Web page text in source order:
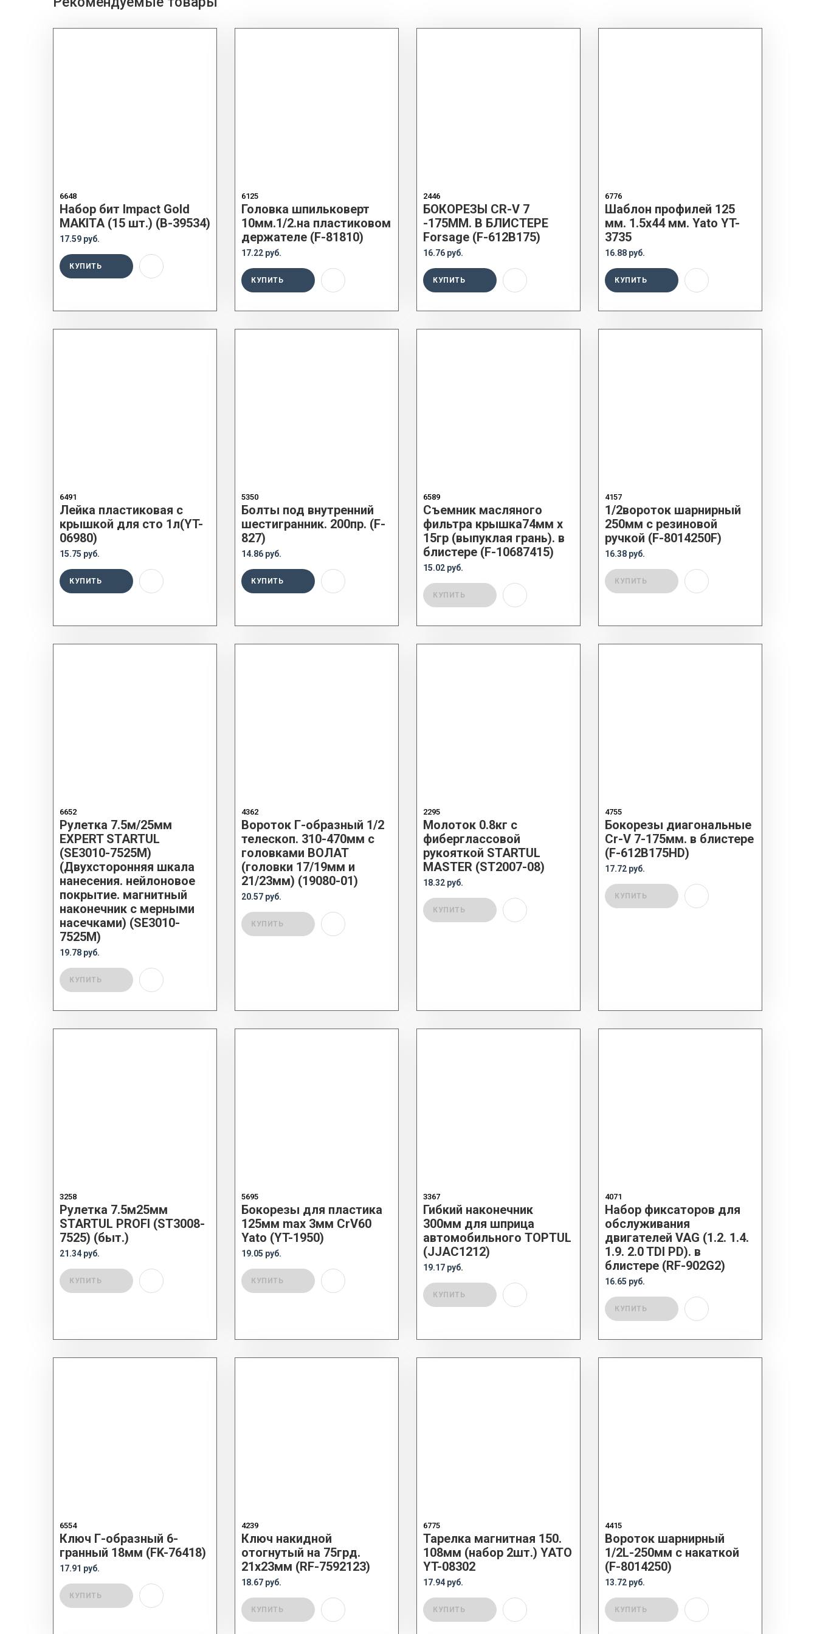
6648
Набор бит Impact Gold
MAKITA (15 шт.) (B-39534)
17.59 руб.
КУПИТЬ
6125
Головка шпильковерт
10мм.1/2.на пластиковом
держателе (F-81810)
17.22 руб.
КУПИТЬ
2446
БОКОРЕЗЫ CR-V 7
-175ММ. В БЛИСТЕРЕ
Forsage (F-612B175)
16.76 руб.
КУПИТЬ
6776
Шаблон профилей 125
мм. 1.5х44 мм. Yato YT-
3735
16.88 руб.
КУПИТЬ
6491
Лейка пластиковая с
крышкой для сто 1л(YT-
06980)
15.75 руб.
КУПИТЬ
5350
Болты под внутренний
шестигранник. 200пр. (F-
827)
14.86 руб.
КУПИТЬ
6589
Съемник масляного
фильтра крышка74мм х
15гр (выпуклая грань). в
блистере (F-10687415)
15.02 руб.
КУПИТЬ
4157
1/2вороток шарнирный
250мм с резиновой
ручкой (F-8014250F)
16.38 руб.
КУПИТЬ
6652
Рулетка 7.5м/25мм
EXPERT STARTUL
(SE3010-7525M)
(Двухсторонняя шкала
нанесения. нейлоновое
покрытие. магнитный
наконечник с мерными
насечками) (SE3010-
7525M)
19.78 руб.
КУПИТЬ
4362
Вороток Г-образный 1/2
телескоп. 310-470мм с
головками ВОЛАТ
(головки 17/19мм и
21/23мм) (19080-01)
20.57 руб.
КУПИТЬ
2295
Молоток 0.8кг с
фиберглассовой
рукояткой STARTUL
MASTER (ST2007-08)
18.32 руб.
КУПИТЬ
4755
Бокорезы диагональные
Cr-V 7-175мм. в блистере
(F-612B175HD)
17.72 руб.
КУПИТЬ
3258
Рулетка 7.5м25мм
STARTUL PROFI (ST3008-
7525) (быт.)
21.34 руб.
КУПИТЬ
5695
Бокорезы для пластика
125мм max 3мм CrV60
Yato (YT-1950)
19.05 руб.
КУПИТЬ
3367
Гибкий наконечник
300мм для шприца
автомобильного TOPTUL
(JJAC1212)
19.17 руб.
КУПИТЬ
4071
Набор фиксаторов для
обслуживания
двигателей VAG (1.2. 1.4.
1.9. 2.0 TDI PD). в
блистере (RF-902G2)
16.65 руб.
КУПИТЬ
6554
Ключ Г-образный 6-
гранный 18мм (FK-76418)
17.91 руб.
КУПИТЬ
4239
Ключ накидной
отогнутый на 75грд.
21х23мм (RF-7592123)
18.67 руб.
КУПИТЬ
6775
Тарелка магнитная 150.
108мм (набор 2шт.) YATO
YT-08302
17.94 руб.
КУПИТЬ
4415
Вороток шарнирный
1/2L-250мм с накаткой
(F-8014250)
13.72 руб.
КУПИТЬ